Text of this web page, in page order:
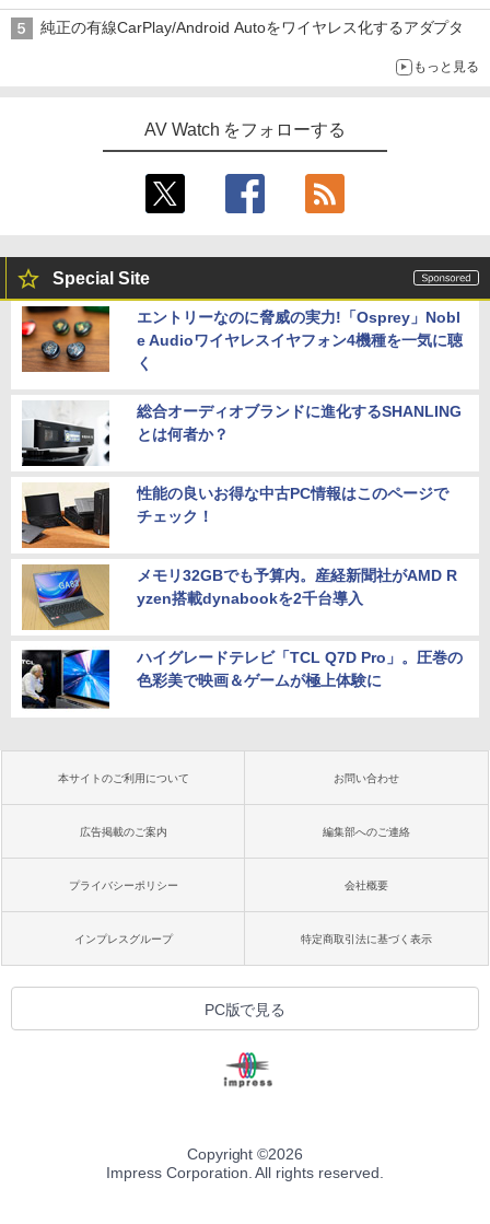
純正の有線CarPlay/Android Autoをワイヤレス化するアダプタ
もっと見る
AV Watch をフォローする
Special Site
エントリーなのに脅威の実力!「Osprey」Nobl
e Audioワイヤレスイヤフォン4機種を一気に聴
く
総合オーディオブランドに進化するSHANLING
とは何者か？
性能の良いお得な中古PC情報はこのページで
チェック！
メモリ32GBでも予算内。産経新聞社がAMD R
yzen搭載dynabookを2千台導入
ハイグレードテレビ「TCL Q7D Pro」。圧巻の
色彩美で映画＆ゲームが極上体験に
本サイトのご利用について お問い合わせ
広告掲載のご案内 編集部へのご連絡
プライバシーポリシー 会社概要
インプレスグループ 特定商取引法に基づく表示
PC版で見る
Copyright ©2026
Impress Corporation. All rights reserved.